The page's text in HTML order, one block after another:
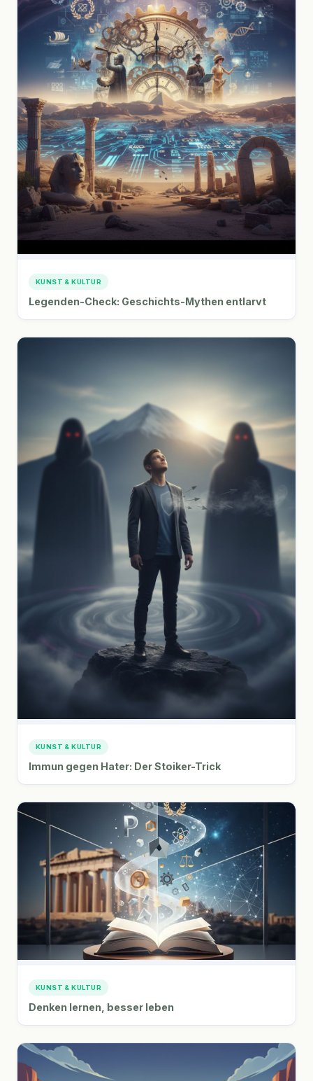
KUNST & KULTUR
Legenden-Check: Geschichts-Mythen entlarvt
KUNST & KULTUR
Immun gegen Hater: Der Stoiker-Trick
KUNST & KULTUR
Denken lernen, besser leben